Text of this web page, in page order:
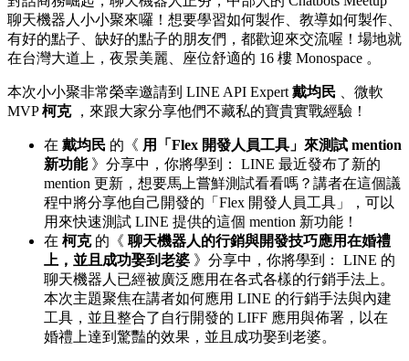
聊天機器人小小聚來囉！想要學習如何製作、教導如何製作、
有好的點子、缺好的點子的朋友們，都歡迎來交流喔！場地就
在台灣大道上，夜景美麗、座位舒適的 16 樓 Monospace 。
本次小小聚非常榮幸邀請到 LINE API Expert 戴均民 、微軟
MVP柯克，來跟大家分享他們不藏私的寶貴實戰經驗！
在 戴均民 的《 用「Flex 開發人員工具」來測試 mention
新功能》分享中，你將學到： LINE 最近發布了新的
mention 更新，想要馬上嘗鮮測試看看嗎？講者在這個議
程中將分享他自己開發的「Flex 開發人員工具」，可以
用來快速測試 LINE 提供的這個 mention 新功能！
在 柯克的《 聊天機器人的行銷與開發技巧應用在婚禮
上，並且成功娶到老婆 》分享中，你將學到： LINE 的
聊天機器人已經被廣泛應用在各式各樣的行銷手法上。
本次主題聚焦在講者如何應用 LINE 的行銷手法與內建
工具，並且整合了自行開發的 LIFF 應用與佈署，以在
婚禮上達到驚豔的效果，並且成功娶到老婆。